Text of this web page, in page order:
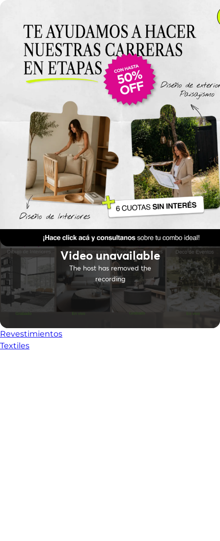
Anterior Clase
Clase 8
Materiales
Revestimientos
Textiles